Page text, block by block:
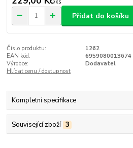
/ks
Přidat do košíku
Číslo produktu:
1262
EAN kód:
6959080013674
Výrobce:
Dodavatel
Hlídat cenu / dostupnost
Kompletní specifikace
Související zboží 3